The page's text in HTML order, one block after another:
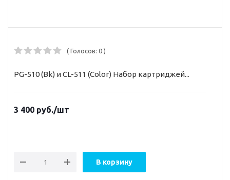
( Голосов: 0 )
PG-510 (Bk) и CL-511 (Color) Набор картриджей...
3 400 руб./шт
В корзину